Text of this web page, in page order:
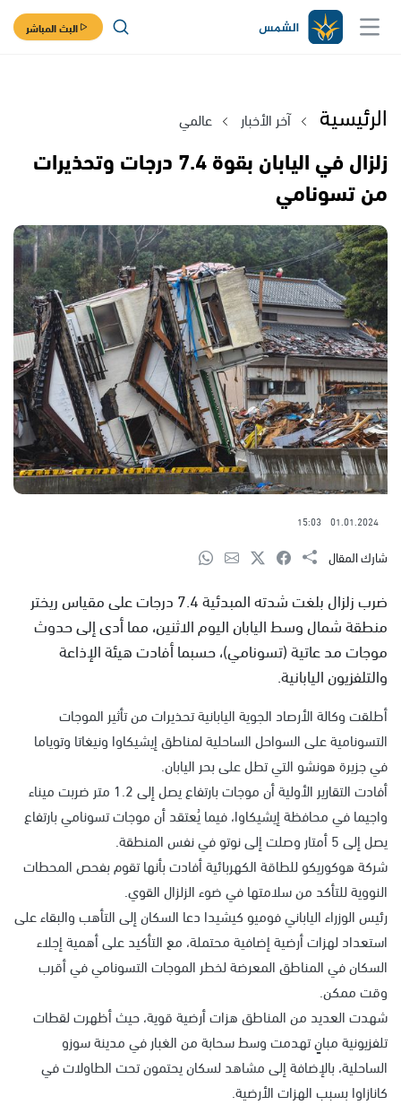
البث المباشر
الرئيسية آخر الأخبار عالمي
زلزال في اليابان بقوة 7.4 درجات وتحذيرات
من تسونامي
01.01.2024
15:03
شارك المقال
ضرب زلزال بلغت شدته المبدئية 7.4 درجات على مقياس ريختر
منطقة شمال وسط اليابان اليوم الاثنين، مما أدى إلى حدوث
موجات مد عاتية (تسونامي)، حسبما أفادت هيئة الإذاعة
والتلفزيون اليابانية.
أطلقت وكالة الأرصاد الجوية اليابانية تحذيرات من تأثير الموجات
التسونامية على السواحل الساحلية لمناطق إيشيكاوا ونيغاتا وتوياما
في جزيرة هونشو التي تطل على بحر اليابان.
أفادت التقارير الأولية أن موجات بارتفاع يصل إلى 1.2 متر ضربت ميناء
واجيما في محافظة إيشيكاوا، فيما يُعتقد أن موجات تسونامي بارتفاع
يصل إلى 5 أمتار وصلت إلى نوتو في نفس المنطقة.
شركة هوكوريكو للطاقة الكهربائية أفادت بأنها تقوم بفحص المحطات
النووية للتأكد من سلامتها في ضوء الزلزال القوي.
رئيس الوزراء الياباني فوميو كيشيدا دعا السكان إلى التأهب والبقاء على
استعداد لهزات أرضية إضافية محتملة، مع التأكيد على أهمية إجلاء
السكان في المناطق المعرضة لخطر الموجات التسونامي في أقرب
وقت ممكن.
شهدت العديد من المناطق هزات أرضية قوية، حيث أظهرت لقطات
تلفزيونية مبانٍ تهدمت وسط سحابة من الغبار في مدينة سوزو
الساحلية، بالإضافة إلى مشاهد لسكان يحتمون تحت الطاولات في
كانازاوا بسبب الهزات الأرضية.